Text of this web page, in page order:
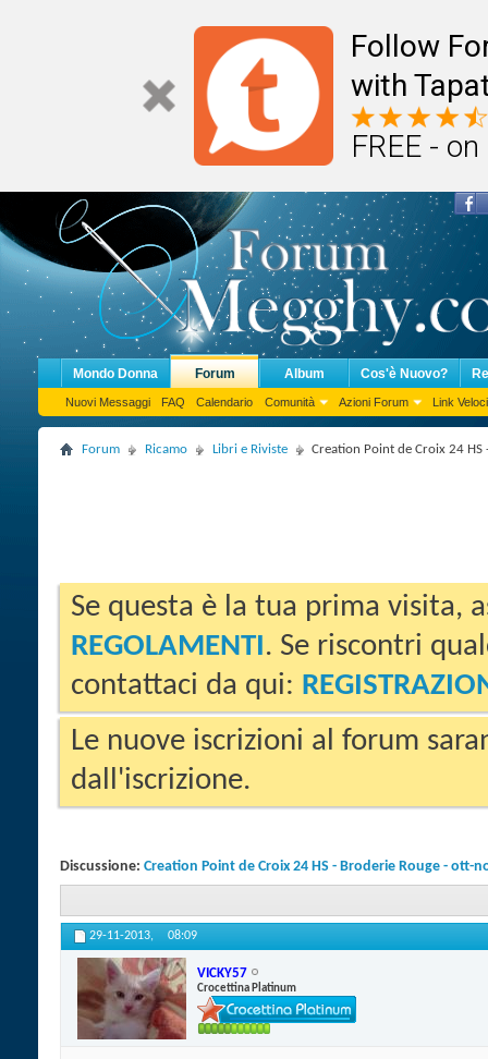
Follow
with
FREE -
Mondo Donna Forum
Nuovi Messaggi FAQ Calendario Comunità Azioni Forum Link Veloci
Album Cos'è Nuovo?
Forum Ricamo Libri e Riviste Creation Point de Croix 24
Se questa è la tua prima visita,
REGOLAMENTI. Se riscontri
contattaci da qui:
Le nuove iscrizioni al forum
dall'iscrizione.
Discussione: Creation Point de Croix 24 HS - Broderie Rouge - ott-
29-11-2013, 08:09
VICKY57
Crocettina Platinum